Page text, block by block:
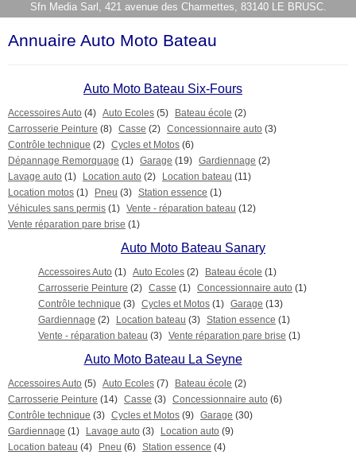
Sfn Media Sarl, 421 avenue des Charmettes, 83140 LE BRUSC.
Annuaire Auto Moto Bateau
Auto Moto Bateau Six-Fours
Accessoires Auto (4) Auto Ecoles (5) Bateau école (2)
Carrosserie Peinture (8) Casse (2) Concessionnaire auto (3)
Contrôle technique (2) Cycles et Motos (6)
Dépannage Remorquage (1) Garage (19) Gardiennage (2)
Lavage auto (1) Location auto (2) Location bateau (11)
Location motos (1) Pneu (3) Station essence (1)
Véhicules sans permis (1) Vente - réparation bateau (12)
Vente réparation pare brise (1)
Auto Moto Bateau Sanary
Accessoires Auto (1) Auto Ecoles (2) Bateau école (1)
Carrosserie Peinture (2) Casse (1) Concessionnaire auto (1)
Contrôle technique (3) Cycles et Motos (1) Garage (13)
Gardiennage (2) Location bateau (3) Station essence (1)
Vente - réparation bateau (3) Vente réparation pare brise (1)
Auto Moto Bateau La Seyne
Accessoires Auto (5) Auto Ecoles (7) Bateau école (2)
Carrosserie Peinture (14) Casse (3) Concessionnaire auto (6)
Contrôle technique (3) Cycles et Motos (9) Garage (30)
Gardiennage (1) Lavage auto (3) Location auto (9)
Location bateau (4) Pneu (6) Station essence (4)